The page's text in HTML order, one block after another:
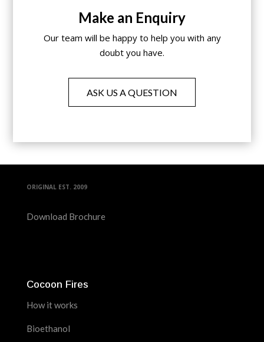
Make an Enquiry
Our team will be happy to help you with any
doubt you have.
ASK US A QUESTION
ORIGINAL EST. 2009
Download Brochure
Cocoon Fires
How it works
Bioethanol